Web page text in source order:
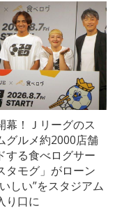
幕！Ｊリーグのス
グルメ約2000店舗
する食べログサー
タモグ」がローン
しい”をスタジアム
り口に